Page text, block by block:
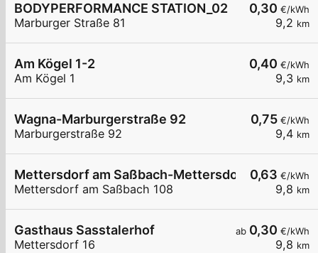
0,30 €/kWh
9,2 km
BODYPERFORMANCE STATION_02
Marburger Straße 81
0,40 €/kWh
9,3 km
Am Kögel 1-2
Am Kögel 1
0,75 €/kWh
9,4 km
Wagna-Marburgerstraße 92
Marburgerstraße 92
0,63 €/kWh
9,8 km
Mettersdorf am Saßbach-Mettersdorf am
Mettersdorf am Saßbach 108
ab 0,30 €/kWh
9,8 km
Gasthaus Sasstalerhof
Mettersdorf 16